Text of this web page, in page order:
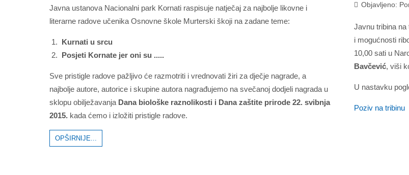
Javna ustanova Nacionalni park Kornati raspisuje natječaj za najbolje likovne i
literarne radove učenika Osnovne škole Murterski škoji na zadane teme:
Kurnati u srcu
Posjeti Kornate jer oni su .....
Sve pristigle radove pažljivo će razmotriti i vrednovati žiri za dječje nagrade, a
najbolje autore, autorice i skupine autora nagrađujemo na svečanoj dodjeli nagrada u
sklopu obilježavanja Dana biološke raznolikosti i Dana zaštite prirode 22. svibnja
2015. kada ćemo i izložiti pristigle radove.
OPŠIRNIJE...
Objavljeno:
Javnu tribina
i mogućnosti
10,00 sati u
Bavčević, viši
U nastavku
Poziv na tribinu